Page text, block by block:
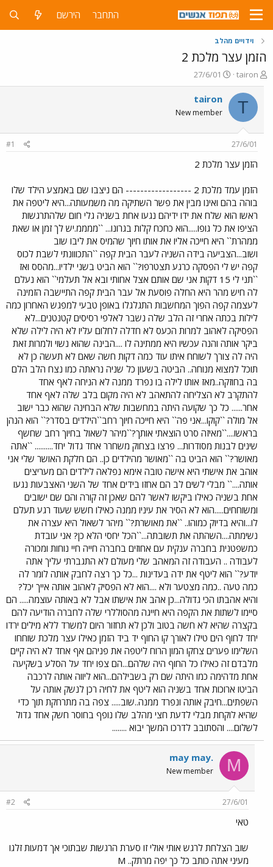
התחבר הירשם
וידויים מהלב
הזמן עצר מלכת 2
פ
ו
ת
ח
ה
ש
א
tairon
פ
ו
ר
ם
ר
27/6/01
T
tairon
New member
27/6/01
#1
הזמן עצר מלכת 2
הזמן עמד מלכת 2 ------------------ הם ניצבו שם באמצע הילד שלו
בוהה בהם ואינו מבין את פשר השתיקה מה משמעותה...היא ליטפה את
ראשו הוא שלח את ידו ידיהם נגעו אחת בשניה גלי חום שלהתרגשות
הציפו את כל גופו.....הוא כחכח קלות בגרונו... ``ממממ.יש לך זמן או שאת
ממהרת`` היא חייכה אליו את אותו חיוך שהמיס את ליבו שוב
ושוב...הצביעה בידה השניה לעבר הבית קפה ``התכווונתי לשבת לכוס
קפה יש לי הפסקה כרגע תצטרפו?`` הוא הביט בשני ילדיו...מהסס ואז
``תני לי 15 דקות אני שם אותם אצל אחותי ובא אל תעלמי`` הוא נעלם
לה חיש מהר היא החלה פוסעת אל עבר הבית קפה התיישבה הזמינה
לעצמה קפה הפוך המחשבות התגלגלו באופן טבעי למפגש האחרון כמה
לילות בכתה אחרי זה הלב שלה נשבר לאלפי רסיסים קטנטנים...לא
הפסיקה לאהוב למרות הכעס לא חדלה לחלום עליו לא היה לילה שלא
ביקר אותה והנה עכשיו היא ממתינה לו ....הבינה שהוא נשוי ולמרות זאת
היה לה צורך לשוחח איתו עוד כמה דקות חשה שאם לא תעשה כן לא
תוכל למצוא מנוחה.. הביטה בשעון כל שניה נראתה כמו נצח הלב הלם
בה בחוזקה..מאז אותו לילה בו נפרד ממנה לא הניחה לאף אחד
להתקרב לא הצליחה להתאהב לא היה מקום בלב שלה לאף אחד
אחר...... כל כך שקועה היתה במחשבות שלא הבחינה שהוא כבר ישוב
אל מולה ``קוקו...אני פה`` היא חייכה חיוך רחב``הילדים בסדר?`` הוא הנהן
בראשו....``מאיזה סרט הוצאתי אותך?``מיהר לשאול בחיוך רחב שחשף
שינים לבנות מסודרות... פרצו בצחוק משחרר אחד גדול יחד.......... ``אתה
מאושר?`` הוא הביט בה ``מאושר מהילדים כן.. הם חלקת האושר שלי אני
אוהב את אישתי היא אישה טובה אימא נפלאה לילדים הם מעריצים
אותה....`` מבלי לשים לב הם אחזו בידים אחד של השני האצבעות נגעו
אחת בשניה כאילו ביקשו לאשר להם שאכן זה קורה והם שם ישובים
ומשוחחים.....הוא לא הסיר את עיניו ממנה כאילו חשש שעוד רגע תעלם
לו...והיא בדיוק כמוהו.. ``את מאושרת?`` מיהר לשאול היא עצרה את
נשימתה....השהתה את תשובתה...``הכל יחסי הלא כן? אני עובדת
כמשפטנית בחברה ענקית עם אחוזים בחברה חייה חיי נוחות ומכורה
לעבודה .. העבודה זה המאהב שלי מעולם לא התגברתי עליך אתה
יודע?`` הוא ליטף את ידה בעדינות ...כל כך רצה לחבק אותה לומר לה
כמה טעה ..כמה מצטער ולא ....הוא לא הפסיק לאהוב אותה אייך יכל?
והיא אהבתו הכי גדולה...כן אהב את אישתו אבל לא באותה עוצמה..... הם
סיימו לשתות את הקפה היא חייגה מהסוללרי שלה לחברה הודיעה להם
בקצרה שהיא לא חשה בטוב ולכן לא תחזור היום למשרד ללא מילים ירדו
יחד לחוף הים טילו לאורך קו החוף יד ביד הזמן כאילו עצר מלכת שוחחו
השלימו פערים צחקו המון הרוח ליטפה את פניהם אף אחד לא היה קיים
מלבדם זה כאילו כל החוף היה שלהם...הם צפו יחד על הסלע בשקיעה
אחת מדהימה כמו היתה שם רק בשבילהם...הוא ליווה אותה לרכבה
הביטו ארוכות אחד בשניה הוא ליטף את לחיה רכן לנשק אותה על
השפתים...חיבק אותה ונפרד ממנה..שוב..... צפה בה מתרחקת תוך כדי
שהיא לוקחת מבלי לדעת חצי מהלב שלו נופף בחוסר חשק אחד גדול
לשלום.... והסתובב לדרכו המשך יבוא ........
M
may may.
New member
27/6/01
#2
טאי
שוב הצלחת לרגש אותי אולי זו סערת הרגשות שבתוכי אך דמעות זלגו
מעיני אתה כותב כל כך יפה מרתק.. M